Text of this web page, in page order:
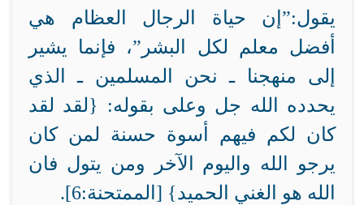
يقول:”إن حياة الرجال العظام هي
أفضل معلم لكل البشر”، فإنما يشير
إلى منهجنا ـ نحن المسلمين ـ الذي
يحدده الله جل وعلى بقوله: {لقد لقد
كان لكم فيهم أسوة حسنة لمن كان
يرجو الله واليوم الآخر ومن يتول فان
الله هو الغني الحميد} [الممتحنة:6].